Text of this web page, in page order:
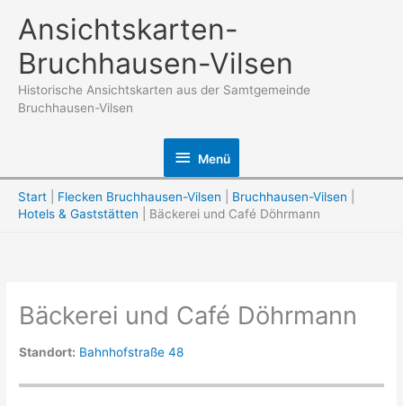
Inhalt
springen
Ansichtskarten-
Bruchhausen-Vilsen
Historische Ansichtskarten aus der Samtgemeinde
Bruchhausen-Vilsen
Menü
Menü
Start Flecken Bruchhausen-Vilsen
Bruchhausen-Vilsen
Hotels & Gaststätten
Bäckerei und Café Döhrmann
Bäckerei und Café Döhrmann
Standort: Bahnhofstraße 48